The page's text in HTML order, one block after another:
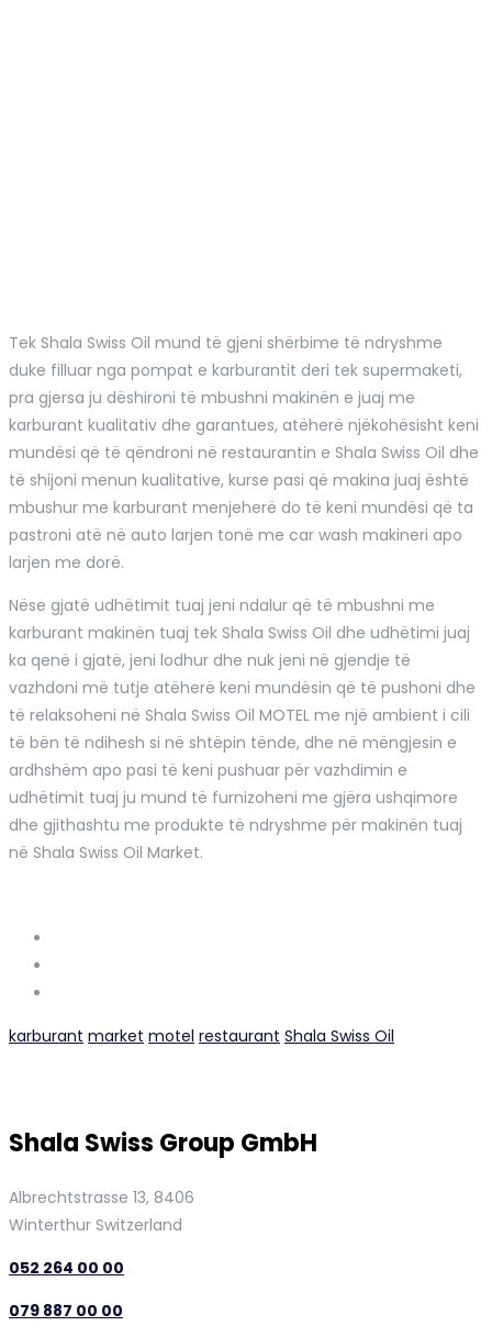
Tek Shala Swiss Oil mund të gjeni shërbime të ndryshme
duke filluar nga pompat e karburantit deri tek supermaketi,
pra gjersa ju dëshironi të mbushni makinën e juaj me
karburant kualitativ dhe garantues, atëherë njëkohësisht keni
mundësi që të qëndroni në restaurantin e Shala Swiss Oil dhe
të shijoni menun kualitative, kurse pasi që makina juaj është
mbushur me karburant menjeherë do të keni mundësi që ta
pastroni atë në auto larjen tonë me car wash makineri apo
larjen me dorë.
Nëse gjatë udhëtimit tuaj jeni ndalur që të mbushni me
karburant makinën tuaj tek Shala Swiss Oil dhe udhëtimi juaj
ka qenë i gjatë, jeni lodhur dhe nuk jeni në gjendje të
vazhdoni më tutje atëherë keni mundësin që të pushoni dhe
të relaksoheni në Shala Swiss Oil MOTEL me një ambient i cili
të bën të ndihesh si në shtëpin tënde, dhe në mëngjesin e
ardhshëm apo pasi të keni pushuar për vazhdimin e
udhëtimit tuaj ju mund të furnizoheni me gjëra ushqimore
dhe gjithashtu me produkte të ndryshme për makinën tuaj
në Shala Swiss Oil Market.
karburant market motel restaurant Shala Swiss Oil
Shala Swiss Group GmbH
Albrechtstrasse 13, 8406
Winterthur Switzerland
052 264 00 00
079 887 00 00